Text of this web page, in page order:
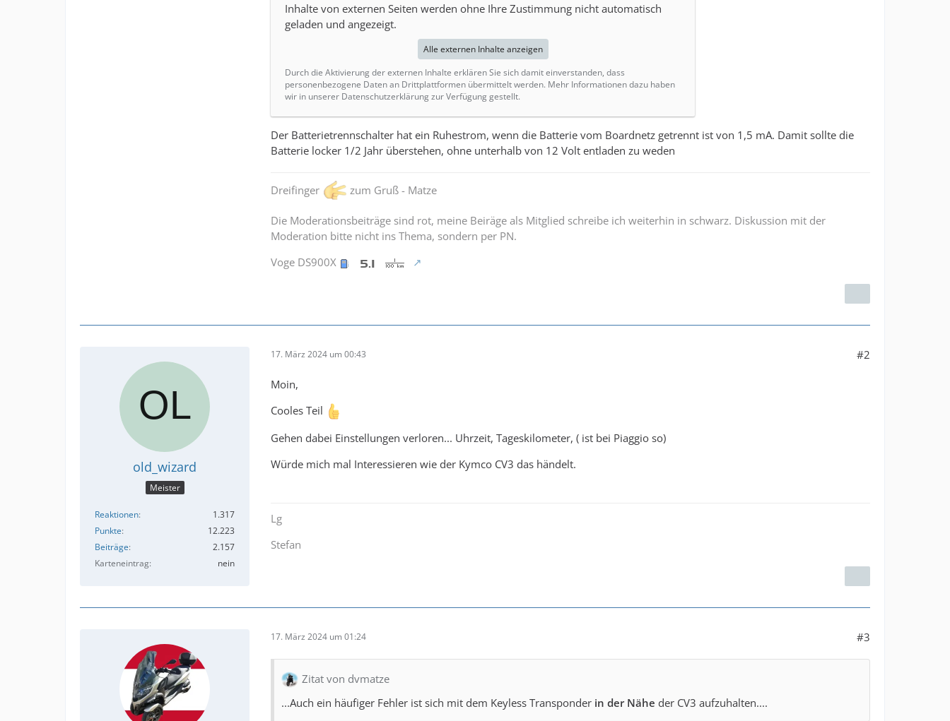
Inhalte von externen Seiten werden ohne Ihre Zustimmung nicht automatisch
geladen und angezeigt.
Alle externen Inhalte anzeigen
Durch die Aktivierung der externen Inhalte erklären Sie sich damit einverstanden, dass
personenbezogene Daten an Drittplattformen übermittelt werden. Mehr Informationen dazu haben
wir in unserer Datenschutzerklärung zur Verfügung gestellt.
Der Batterietrennschalter hat ein Ruhestrom, wenn die Batterie vom Boardnetz getrennt ist von 1,5 mA. Damit sollte die
Batterie locker 1/2 Jahr überstehen, ohne unterhalb von 12 Volt entladen zu weden
Dreifinger zum Gruß - Matze
Die Moderationsbeiträge sind rot, meine Beiräge als Mitglied schreibe ich weiterhin in schwarz. Diskussion mit der
Moderation bitte nicht ins Thema, sondern per PN.
Voge DS900X
old_wizard
Meister
Reaktionen
1.317
Punkte
12.223
Beiträge
2.157
Karteneintrag
nein
17. März 2024 um 00:43 #2
Moin,
Cooles Teil
Gehen dabei Einstellungen verloren... Uhrzeit, Tageskilometer, ( ist bei Piaggio so)
Würde mich mal Interessieren wie der Kymco CV3 das händelt.
Lg
Stefan
17. März 2024 um 01:24 #3
Zitat von dvmatze
...Auch ein häufiger Fehler ist sich mit dem Keyless Transponder in der Nähe der CV3 aufzuhalten....